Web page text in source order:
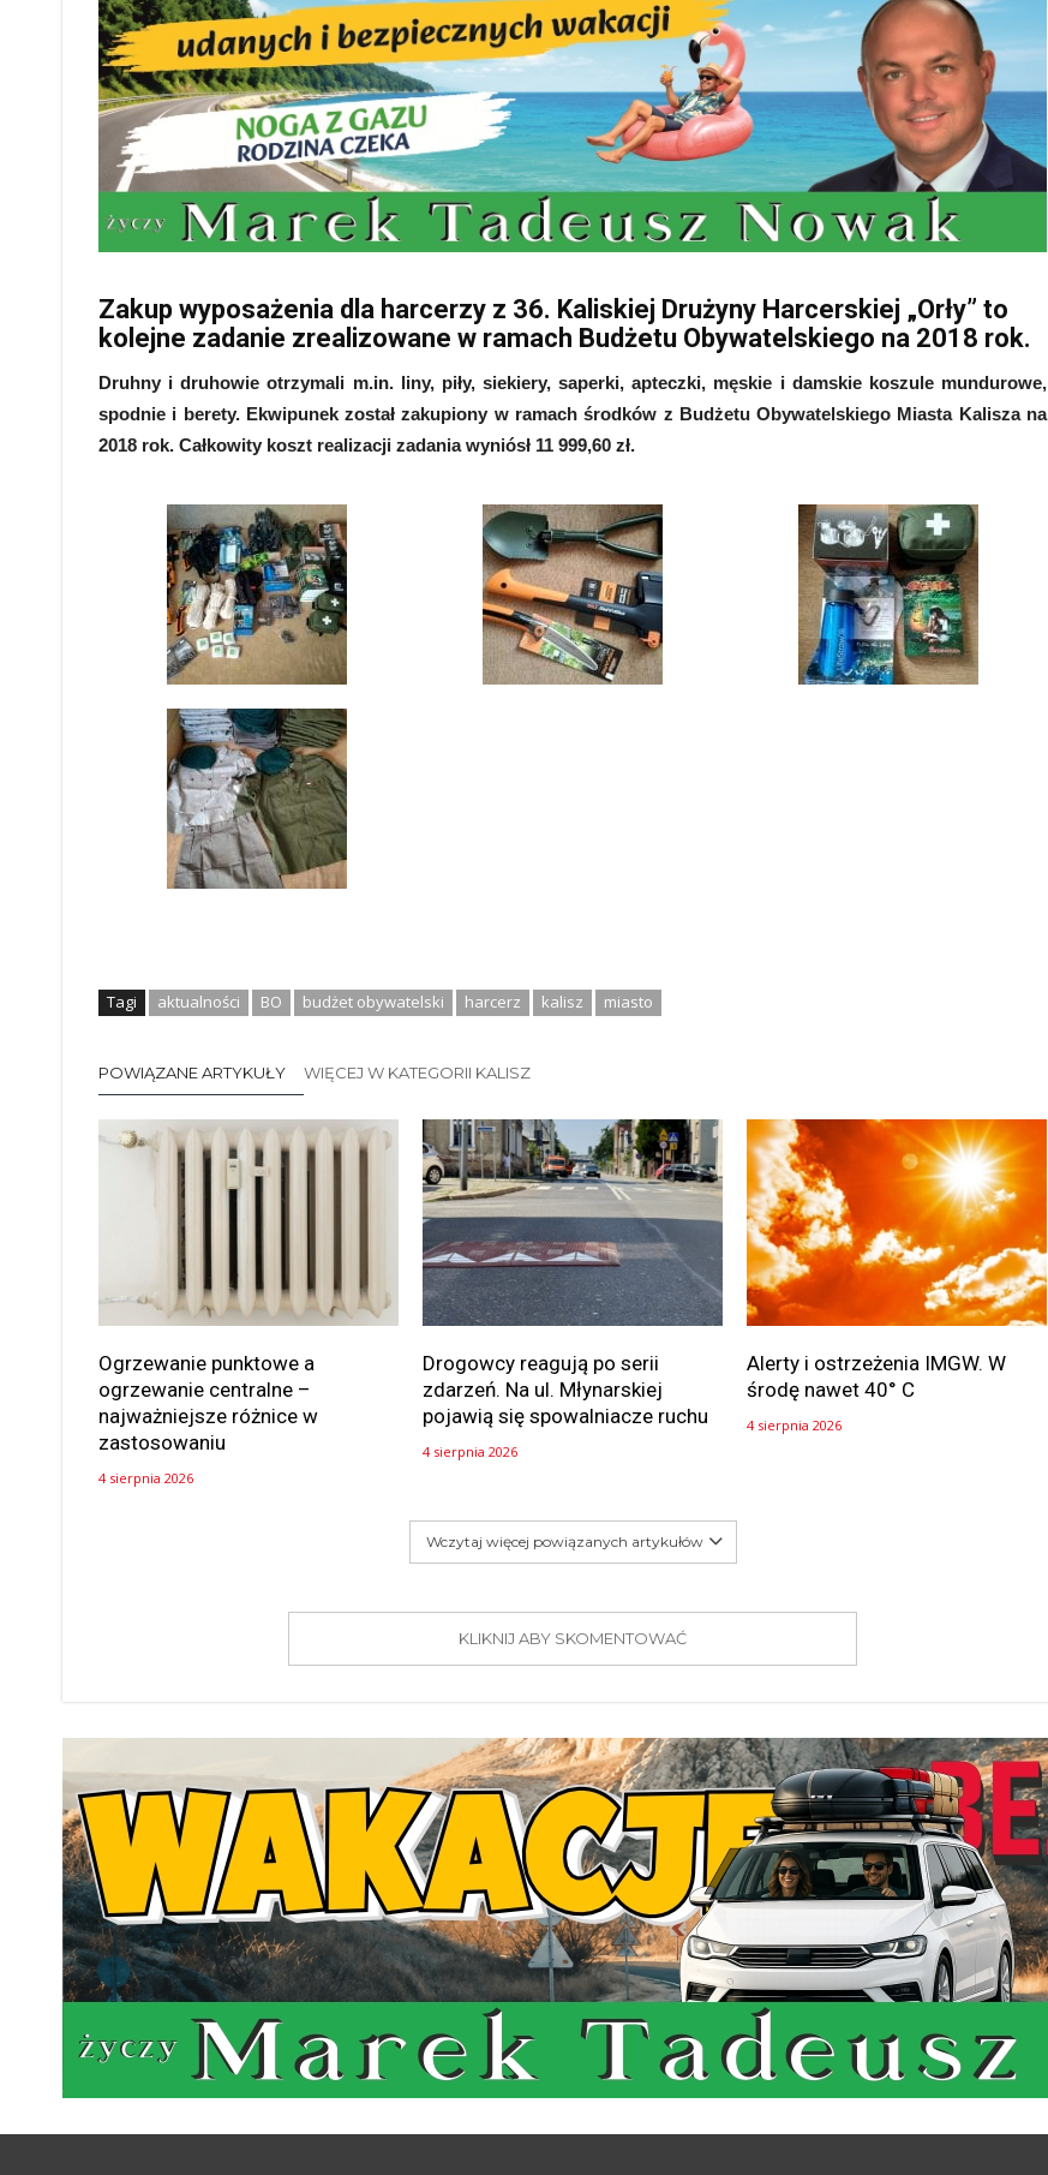
Zakup wyposażenia dla harcerzy z 36. Kaliskiej Drużyny Harcerskiej „Orły” to
kolejne zadanie zrealizowane w ramach Budżetu Obywatelskiego na 2018 rok.
Druhny i druhowie otrzymali m.in. liny, piły, siekiery, saperki, apteczki, męskie i damskie koszule mundurowe,
spodnie i berety. Ekwipunek został zakupiony w ramach środków z Budżetu Obywatelskiego Miasta Kalisza na
2018 rok. Całkowity koszt realizacji zadania wyniósł 11 999,60 zł.
Tagi aktualności BO budżet obywatelski harcerz kalisz miasto
POWIĄZANE ARTYKUŁY WIĘCEJ W KATEGORII KALISZ
Ogrzewanie punktowe a
ogrzewanie centralne –
najważniejsze różnice w
zastosowaniu
4 sierpnia 2026
Drogowcy reagują po serii
zdarzeń. Na ul. Młynarskiej
pojawią się spowalniacze ruchu
4 sierpnia 2026
Alerty i ostrzeżenia IMGW. W
środę nawet 40° C
4 sierpnia 2026
Wczytaj więcej powiązanych artykułów
KLIKNIJ ABY SKOMENTOWAĆ